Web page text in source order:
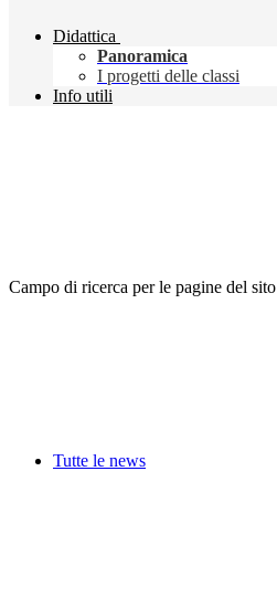
Didattica
Panoramica
I progetti delle classi
Info utili
Campo di ricerca per le pagine del sito
Tutte le news